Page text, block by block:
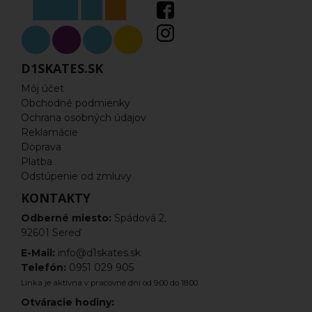
D1SKATES.SK
Môj účet
Obchodné podmienky
Ochrana osobných údajov
Reklamácie
Doprava
Platba
Odstúpenie od zmluvy
KONTAKTY
Odberné miesto: Spádová 2,
92601 Sereď
E-Mail: info@d1skates.sk
Telefón: 0951 029 905
Linka je aktívna v pracovné dni od 9:00 do 18:00
Otváracie hodiny:
Freestyle kolobežky komplety
Dosky
Riadítka
Vidlice
Hlavové zloženie
Kolieska na kolobežku
Ložiská
Objímky
Pegy
Scs